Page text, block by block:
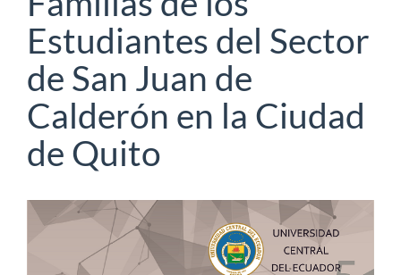
Estudiantes del Sector
de San Juan de
Calderón en la Ciudad
de Quito
Barra
lateral